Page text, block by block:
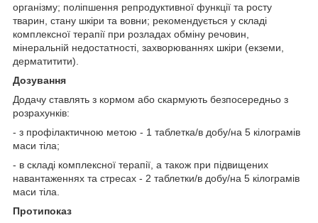
організму; поліпшення репродуктивної функції та росту
тварин, стану шкіри та вовни; рекомендується у складі
комплексної терапії при розладах обміну речовин,
мінеральній недостатності, захворюваннях шкіри (екземи,
дерматитити).
Дозування
Додачу ставлять з кормом або скармують безпосередньо з
розрахунків:
- з профілактичною метою - 1 таблетка/в добу/на 5 кілограмів
маси тіла;
- в складі комплексної терапії, а також при підвищених
навантаженнях та стресах - 2 таблетки/в добу/на 5 кілограмів
маси тіла.
Протипоказ